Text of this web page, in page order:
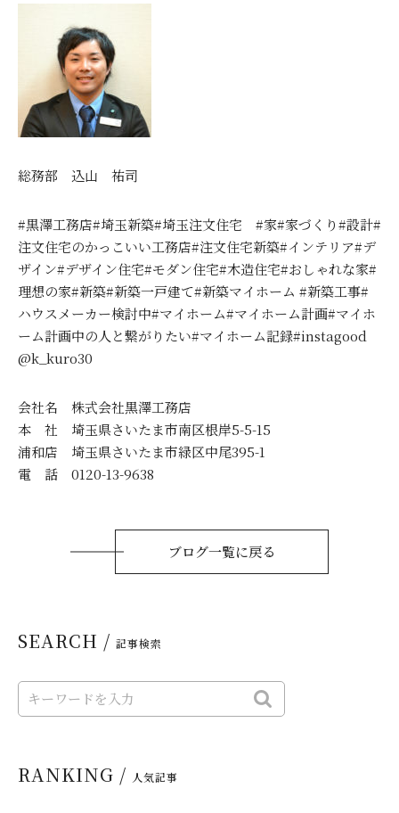
総務部 込山 祐司
#黒澤工務店#埼玉新築#埼玉注文住宅 #家#家づくり#設計#
注文住宅のかっこいい工務店#注文住宅新築#インテリア#デ
ザイン#デザイン住宅#モダン住宅#木造住宅#おしゃれな家#
理想の家#新築#新築一戸建て#新築マイホーム #新築工事#
ハウスメーカー検討中#マイホーム#マイホーム計画#マイホ
ーム計画中の人と繋がりたい#マイホーム記録#instagood
@k_kuro30
会社名 株式会社黒澤工務店
本 社 埼玉県さいたま市南区根岸5-5-15
浦和店 埼玉県さいたま市緑区中尾395-1
電 話 0120-13-9638
ブログ一覧に戻る
SEARCH / 記事検索
RANKING / 人気記事